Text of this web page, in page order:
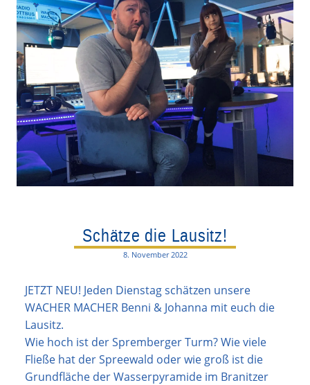
Schätze die Lausitz!
8. November 2022
JETZT NEU! Jeden Dienstag schätzen unsere
WACHER MACHER Benni & Johanna mit euch die
Lausitz.
Wie hoch ist der Spremberger Turm? Wie viele
Fließe hat der Spreewald oder wie groß ist die
Grundfläche der Wasserpyramide im Branitzer